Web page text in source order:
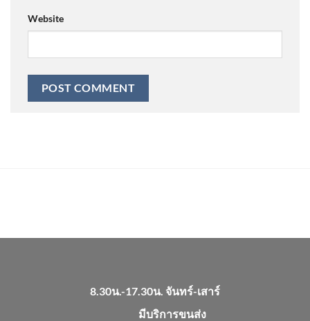
Website
8.30น.-17.30น. จันทร์-เสาร์
มีบริการขนส่ง